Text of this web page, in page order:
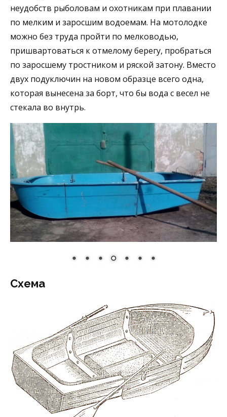
неудобств рыболовам и охотникам при плавании
по мелким и заросшим водоемам. На мотолодке
можно без труда пройти по мелководью,
пришвартоваться к отмелому берегу, пробраться
по заросшему тростником и ряской затону. Вместо
двух подуключин на новом образце всего одна,
которая вынесена за борт, что бы вода с весел не
стекала во внутрь.
Схема